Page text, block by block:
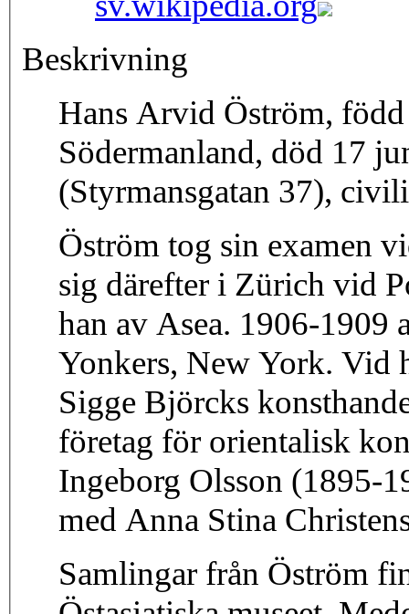
Beskrivning
Hans Arvid Öström,
Södermanland, död 17
(Styrmansgatan 37),
Öström tog sin examen
sig därefter i Zürich vid
han av Asea. 1906-1909
Yonkers, New York. Vid
Sigge Björcks
företag för orientalisk
Ingeborg Olsson (1895-
med Anna Stina
Samlingar från Öström